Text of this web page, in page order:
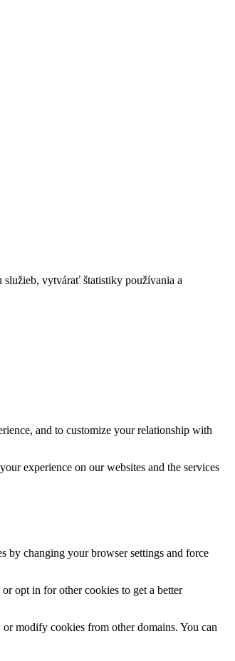
služieb, vytvárať štatistiky používania a
and to customize your relationship with
experience on our websites and the services
by changing your browser settings and force
opt in for other cookies to get a better
modify cookies from other domains. You can